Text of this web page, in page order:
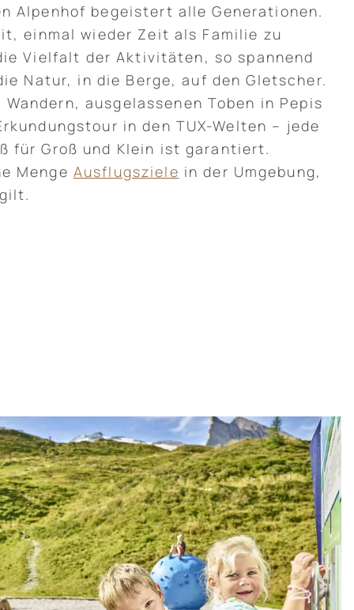
Alpenhof begeistert alle Generationen.
einmal wieder Zeit als Familie zu
Vielfalt der Aktivitäten, so spannend
Natur, in die Berge, auf den Gletscher.
ausgelassenen Toben in Pepis
in den TUX-Welten – jede
für Groß und Klein ist garantiert.
Menge Ausflugsziele in der Umgebung,